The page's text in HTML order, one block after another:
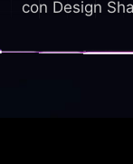
con Design